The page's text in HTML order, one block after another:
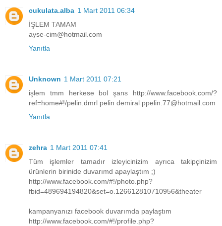
cukulata.alba 1 Mart 2011 06:34
İŞLEM TAMAM
ayse-cim@hotmail.com
Yanıtla
Unknown 1 Mart 2011 07:21
işlem tmm herkese bol şans http://www.facebook.com/?
ref=home#!/pelin.dmrl pelin demiral ppelin.77@hotmail.com
Yanıtla
zehra 1 Mart 2011 07:41
Tüm işlemler tamadır izleyicinizim ayrıca takipçinizim
ürünlerin birinide duvarımd apaylaştım ;)
http://www.facebook.com/#!/photo.php?
fbid=489694194820&set=o.126612810710956&theater
kampanyanızı facebook duvarımda paylaştım
http://www.facebook.com/#!/profile.php?